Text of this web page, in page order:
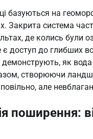
базуються на
Закрита система
де колись були
є доступ до глибших
як
створюючи
але
поширення: